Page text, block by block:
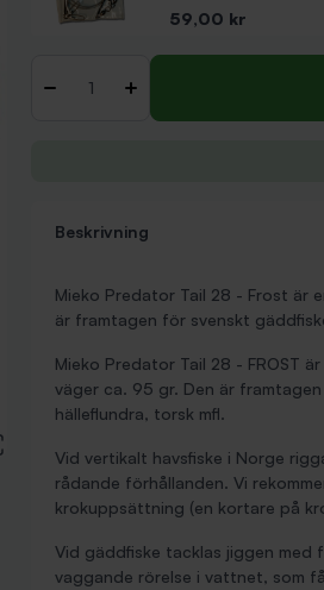
Pris
59,00 kr
- +
Beskrivning
Mieko Predator Tail 28 - Frost är
är framtagen för svenskt
Mieko Predator Tail 28 - FROST
väger ca. 95 gr. Den är
hälleflundra, torsk mfl.
Vid vertikalt havsfiske i Norge
rådande förhållanden. Vi
krokuppsättning (en kortare på
Vid gäddfiske tacklas jiggen med
vaggande rörelse i vattnet, som